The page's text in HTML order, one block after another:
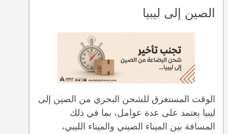
الصين إلى ليبيا
الوقت المستغرق للشحن البحري من الصين إلى
ليبيا يعتمد على عدة عوامل، بما في ذلك
المسافة بين الميناء الصيني والميناء الليبي،